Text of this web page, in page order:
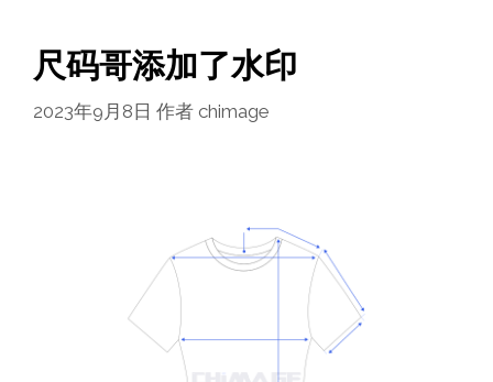
尺码哥添加了水印
2023年9月8日 作者 chimage